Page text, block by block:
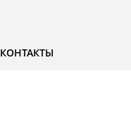
КОНТАКТЫ